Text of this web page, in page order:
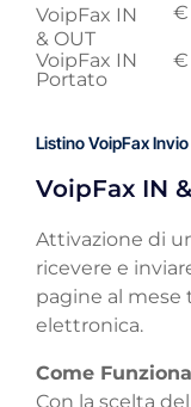
VoipFax IN
& OUT
€
VoipFax IN
Portato
€
Listino VoipFax
VoipFax IN
Attivazione di
ricevere e
pagine al mese
elettronica.
Come Funziona
Con la scelta